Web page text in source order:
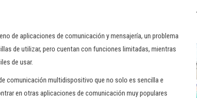
de aplicaciones de comunicación y mensajería, un problema
de utilizar, pero cuentan con funciones limitadas, mientras
de usar.
comunicación multidispositivo que no solo es sencilla e
en otras aplicaciones de comunicación muy populares